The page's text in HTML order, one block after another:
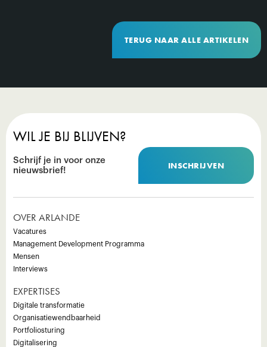
TERUG NAAR ALLE ARTIKELEN
WIL JE BIJ BLIJVEN?
Schrijf je in voor onze
nieuwsbrief!
INSCHRIJVEN
OVER ARLANDE
Vacatures
Management Development Programma
Mensen
Interviews
EXPERTISES
Digitale transformatie
Organisatiewendbaarheid
Portfoliosturing
Digitalisering